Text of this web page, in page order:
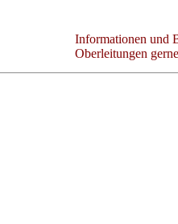
Informationen und
Oberleitungen